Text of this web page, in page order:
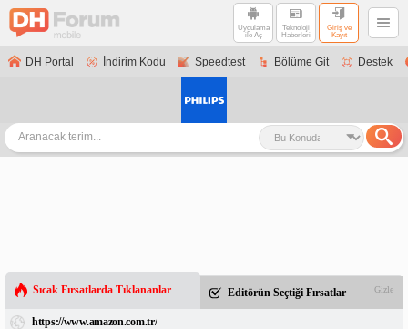
Uygulama
ile Aç
Teknoloji
Haberleri
Giriş ve
Kayıt
DH Portal İndirim Kodu Speedtest Bölüme Git Destek
Sıcak Fırsatlarda Tıklananlar Editörün Seçtiği Fırsatlar Gizle
https://www.amazon.com.tr/